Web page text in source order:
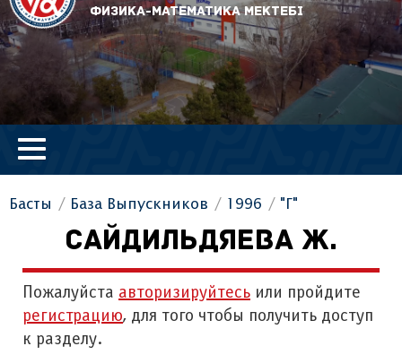
физика-математика мектебі
Басты База Выпускников 1996 "Г"
САЙДИЛЬДЯЕВА Ж.
Пожалуйста авторизируйтесь или пройдите
регистрацию, для того чтобы получить доступ
к разделу.